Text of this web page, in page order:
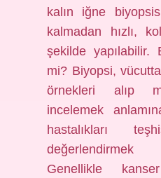
kalın iğne
kalmadan hızlı,
şekilde yapılabilir.
mi? Biyopsi,
örnekleri alıp
incelemek
hastalıkları
Genellikle